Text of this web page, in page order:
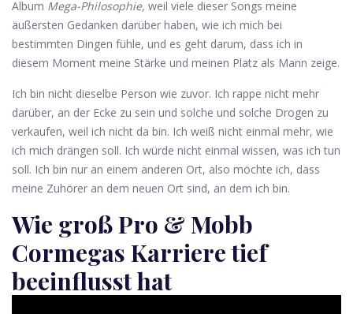
Album Mega-Philosophie, weil viele dieser Songs meine
äußersten Gedanken darüber haben, wie ich mich bei
bestimmten Dingen fühle, und es geht darum, dass ich in
diesem Moment meine Stärke und meinen Platz als Mann zeige.
Ich bin nicht dieselbe Person wie zuvor. Ich rappe nicht mehr
darüber, an der Ecke zu sein und solche und solche Drogen zu
verkaufen, weil ich nicht da bin. Ich weiß nicht einmal mehr, wie
ich mich drängen soll. Ich würde nicht einmal wissen, was ich tun
soll. Ich bin nur an einem anderen Ort, also möchte ich, dass
meine Zuhörer an dem neuen Ort sind, an dem ich bin.
Wie groß Pro & Mobb
Cormegas Karriere tief
beeinflusst hat